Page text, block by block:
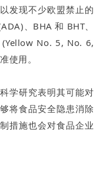
发现不少欧盟禁止的
、BHA 和 BHT、
No. 5, No. 6,
使用。
学研究表明其可能对
将食品安全隐患消除
措施也会对食品企业